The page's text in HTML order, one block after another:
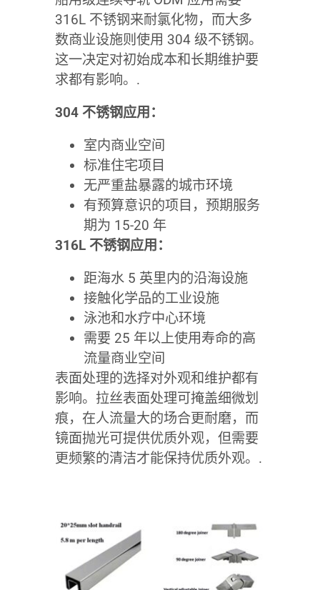
316L 不锈钢来耐氯化物，而大多
数商业设施则使用 304 级不锈钢。
这一决定对初始成本和长期维护要
求都有影响。.
304 不锈钢应用：
室内商业空间
标准住宅项目
无严重盐暴露的城市环境
有预算意识的项目，预期服务
期为 15-20 年
316L 不锈钢应用：
距海水 5 英里内的沿海设施
接触化学品的工业设施
泳池和水疗中心环境
需要 25 年以上使用寿命的高
流量商业空间
表面处理的选择对外观和维护都有
影响。拉丝表面处理可掩盖细微划
痕，在人流量大的场合更耐磨，而
镜面抛光可提供优质外观，但需要
更频繁的清洁才能保持优质外观。.